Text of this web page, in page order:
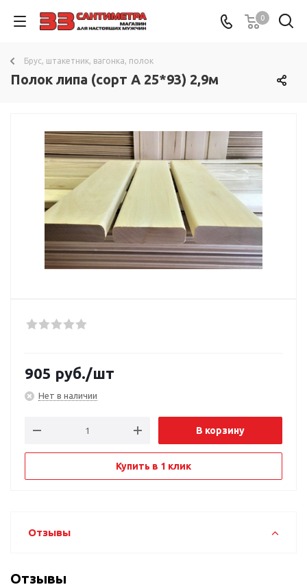
0
Брус, штакетник, вагонка, полок
Полок липа (сорт А 25*93) 2,9м
905 руб./шт
Нет в наличии
В корзину
Купить в 1 клик
Отзывы
Отзывы